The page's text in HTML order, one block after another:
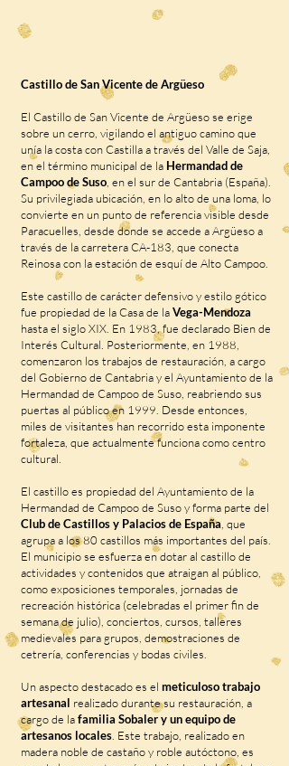
Castillo de San Vicente de Argüeso
El Castillo de San Vicente de Argüeso se erige
sobre un cerro, vigilando el antiguo camino que
unía la costa con Castilla a través del Valle de Saja,
en el término municipal de la Hermandad de
Campoo de Suso , en el sur de Cantabria (España).
Su privilegiada ubicación, en lo alto de una loma, lo
convierte en un punto de referencia visible desde
Paracuelles, desde donde se accede a Argüeso a
través de la carretera CA-183, que conecta
Reinosa con la estación de esquí de Alto Campoo.
Este castillo de carácter defensivo y estilo gótico
fue propiedad de la Casa de laVega-Mendoza
hasta el siglo XIX. En 1983, fue declarado Bien de
Interés Cultural. Posteriormente, en 1988,
comenzaron los trabajos de restauración, a cargo
del Gobierno de Cantabria y el Ayuntamiento de la
Hermandad de Campoo de Suso, reabriendo sus
puertas al público en 1999. Desde entonces,
miles de visitantes han recorrido esta imponente
fortaleza, que actualmente funciona como centro
cultural.
El castillo es propiedad del Ayuntamiento de la
Hermandad de Campoo de Suso y forma parte del
Club de Castillos y Palacios de España , que
agrupa a los 80 castillos más importantes del país.
El municipio se esfuerza en dotar al castillo de
actividades y contenidos que atraigan al público,
como exposiciones temporales, jornadas de
recreación histórica (celebradas el primer fin de
semana de julio), conciertos, cursos, talleres
medievales para grupos, demostraciones de
cetrería, conferencias y bodas civiles.
Un aspecto destacado es el meticuloso trabajo
artesanal realizado durante su restauración, a
cargo de lafamilia Sobaler y un equipo de
artesanos locales . Este trabajo, realizado en
madera noble de castaño y roble autóctono, es